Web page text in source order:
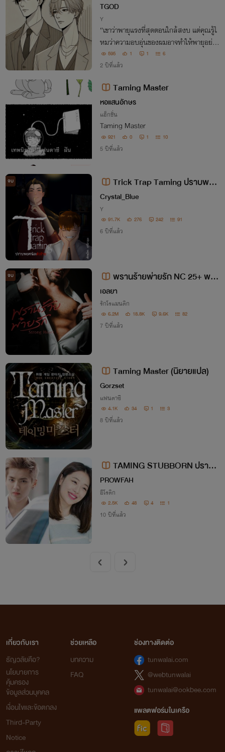
TGOD
Y
“เขาว่าพายุแรงที่สุดตอนใกล้สงบ แต่คุณรู้ไ
หมว่าความอบอุ่นของผมอาจทำให้พายุอย่าง
คุณหยุดหมุนได้เลย”
595 1 1 6
2 ปีที่แล้ว
Taming Master
หอแสนอักษร
แอ็กชั่น
Taming Master
921 0 1 10
5 ปีที่แล้ว
จบ
Trick Trap Taming ปราบพยศ
น้องตัวร้าย
Crystal_Blue
Y
91.7K 276 242 91
6 ปีที่แล้ว
จบ
พรานร้ายพ่ายรัก NC 25+ พระเ
อกหล่อร้าย นางเอกฉลาดมีไหวพริบ
ซีรีส์ Strong Heart 1
เอลยา
รักโรแมนติก
6.2M 18.8K 9.6K 82
7 ปีที่แล้ว
Taming Master (นิยายแปล)
Gorzset
แฟนตาซี
4.1K 34 1 3
8 ปีที่แล้ว
TAMING STUBBORN ปราบพ
ยศยัยคุณหนูเอาเเต่ใจ
PROWFAH
อีโรติก
2.5K 48 4 1
10 ปีที่แล้ว
เกี่ยวกับเรา
ธัญวลัยคือ?
นโยบายการ
คุ้มครอง
ข้อมูลส่วนบุคคล
เงื่อนไขและข้อตกลง
Third-Party
Notice
ช่วยเหลือ
บทความ
FAQ
ช่องทางติดต่อ
tunwalai.com
@webtunwalai
tunwalai@ookbee.com
แพลตฟอร์มในเครือ